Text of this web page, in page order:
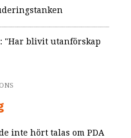
blivit utanförskap
inte hört talas om PDA